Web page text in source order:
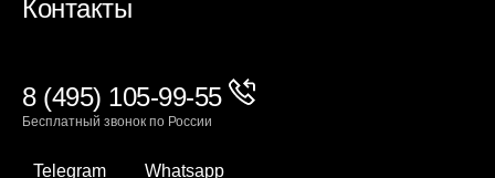
Контакты
8 (495) 105-99-55
Бесплатный звонок по России
Telegram Whatsapp